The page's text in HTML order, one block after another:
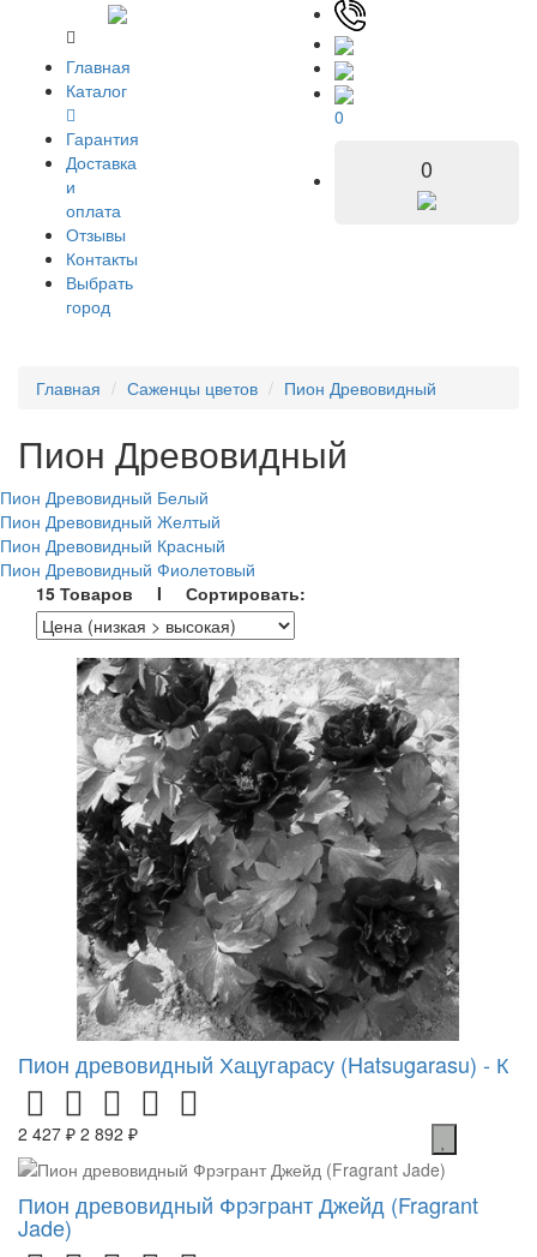
Главная
Каталог
Гарантия
Доставка
и
оплата
Отзывы
Контакты
Выбрать
город
0
0
Главная Саженцы цветов Пион Древовидный
Пион Древовидный
Пион Древовидный Белый
Пион Древовидный Желтый
Пион Древовидный Красный
Пион Древовидный Фиолетовый
15 Товаров I Сортировать:
Пион древовидный Хацугарасу (Hatsugarasu) - К
2 427 ₽ 2 892 ₽
Пион древовидный Фрэгрант Джейд (Fragrant
Jade)